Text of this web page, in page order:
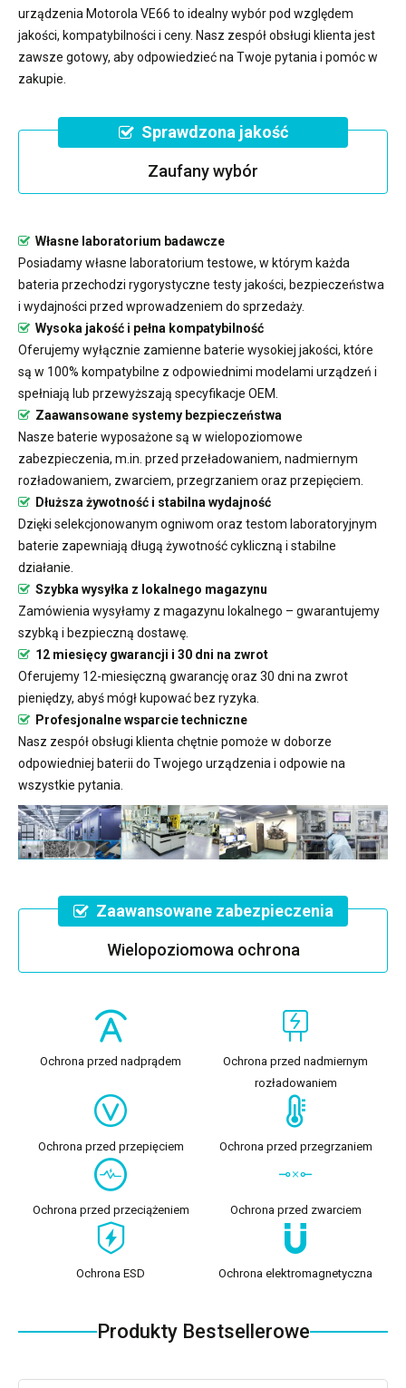
urządzenia Motorola VE66 to idealny wybór pod względem
jakości, kompatybilności i ceny. Nasz zespół obsługi klienta jest
zawsze gotowy, aby odpowiedzieć na Twoje pytania i pomóc w
zakupie.
Sprawdzona jakość
Zaufany wybór
Własne laboratorium badawcze
Posiadamy własne laboratorium testowe, w którym każda
bateria przechodzi rygorystyczne testy jakości, bezpieczeństwa
i wydajności przed wprowadzeniem do sprzedaży.
Wysoka jakość i pełna kompatybilność
Oferujemy wyłącznie zamienne baterie wysokiej jakości, które
są w 100% kompatybilne z odpowiednimi modelami urządzeń i
spełniają lub przewyższają specyfikacje OEM.
Zaawansowane systemy bezpieczeństwa
Nasze baterie wyposażone są w wielopoziomowe
zabezpieczenia, m.in. przed przeładowaniem, nadmiernym
rozładowaniem, zwarciem, przegrzaniem oraz przepięciem.
Dłuższa żywotność i stabilna wydajność
Dzięki selekcjonowanym ogniwom oraz testom laboratoryjnym
baterie zapewniają długą żywotność cykliczną i stabilne
działanie.
Szybka wysyłka z lokalnego magazynu
Zamówienia wysyłamy z magazynu lokalnego – gwarantujemy
szybką i bezpieczną dostawę.
12 miesięcy gwarancji i 30 dni na zwrot
Oferujemy 12-miesięczną gwarancję oraz 30 dni na zwrot
pieniędzy, abyś mógł kupować bez ryzyka.
Profesjonalne wsparcie techniczne
Nasz zespół obsługi klienta chętnie pomoże w doborze
odpowiedniej baterii do Twojego urządzenia i odpowie na
wszystkie pytania.
Zaawansowane zabezpieczenia
Wielopoziomowa ochrona
Ochrona przed nadprądem
Ochrona przed nadmiernym
rozładowaniem
Ochrona przed przepięciem Ochrona przed przegrzaniem
Ochrona przed przeciążeniem Ochrona przed zwarciem
Ochrona ESD Ochrona elektromagnetyczna
Produkty Bestsellerowe